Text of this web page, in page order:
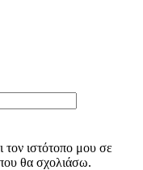
ιστότοπο μου σε
θα σχολιάσω.